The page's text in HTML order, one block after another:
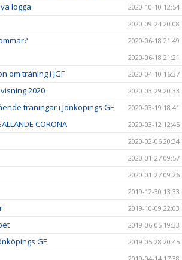
logga 2020-10-10 12:54
2020-09-24 20:08
2020-06-18 21:49
2020-06-18 21:21
om träning i JGF 2020-04-10 16:37
2020 2020-03-29 20:33
träningar i Jönköpings GF 2020-03-19 18:41
CORONA 2020-03-12 12:45
2020-02-06 20:34
2020-01-27 09:57
2020-01-27 09:26
2019-12-30 13:33
2019-10-09 22:03
2019-06-05 19:33
GF
2019-05-28 20:45